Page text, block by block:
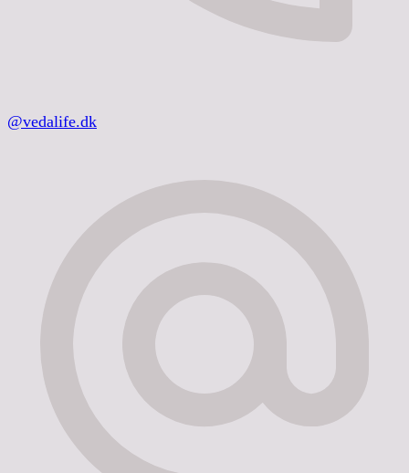
@vedalife.dk